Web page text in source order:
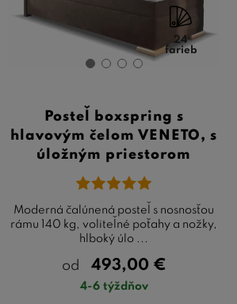
24
farieb
Posteľ boxspring s
hlavovým čelom VENETO, s
úložným priestorom
Moderná čalúnená posteľ s nosnosťou
rámu 140 kg, voliteľné poťahy a nožky,
hlboký úlo ...
od 493,00 €
4-6 týždňov